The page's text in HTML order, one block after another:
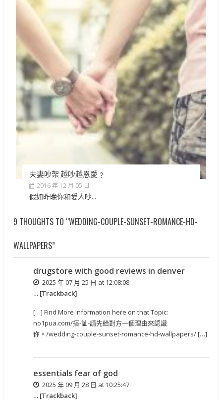
夫妻吵架 越吵越恩愛﹖
2016 年 12 月 05 日
假如昨晚你和愛人吵...
9 THOUGHTS TO “WEDDING-COUPLE-SUNSET-ROMANCE-HD-
WALLPAPERS”
drugstore with good reviews in denver
2025 年 07 月 25 日 at 12:08:08
… [Trackback]
[…] Find More Information here on that Topic:
no1pua.com/搭-訕-請先給對方一個理由來認識
你。/wedding-couple-sunset-romance-hd-wallpapers/ […]
essentials fear of god
2025 年 09 月 28 日 at 10:25:47
… [Trackback]